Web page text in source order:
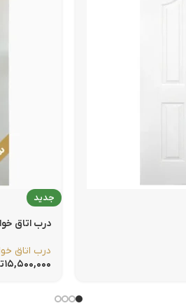
جدید
درب اتاق
درب اتاق
۱۵,۵۰۰,۰۰۰